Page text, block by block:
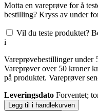
Motta en vareprøve for å
bestilling? Kryss av under
Vil du teste produktet?
i
Vareprøvebestillinger under
Vareprøver over 50 kroner
på produktet. Vareprøver
Leveringsdato Forventet;
Legg til i handlekurven